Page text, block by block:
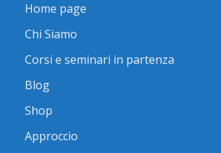
Home page
Chi Siamo
Corsi e seminari in partenza
Blog
Shop
Approccio